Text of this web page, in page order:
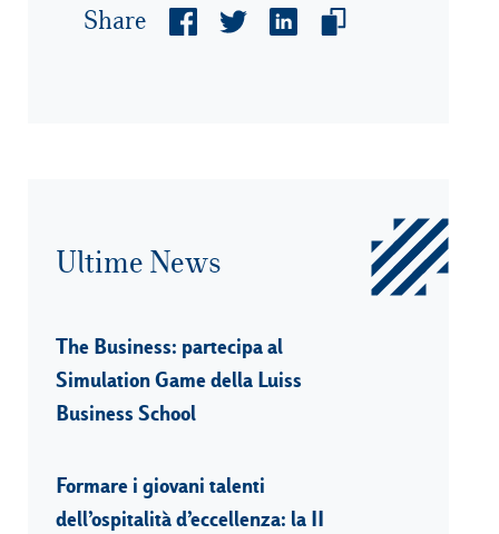
Share
Ultime News
The Business: partecipa al
Simulation Game della Luiss
Business School
Formare i giovani talenti
dell’ospitalità d’eccellenza: la II